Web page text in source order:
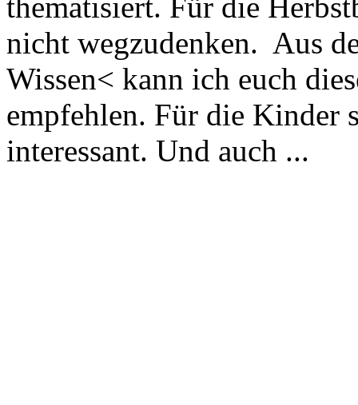
nicht wegzudenken. Aus
Wissen< kann ich euch
empfehlen. Für die Kinder
interessant. Und auch ...